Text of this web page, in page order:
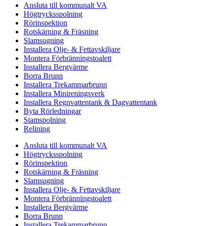
Ansluta till kommunalt VA
Högtrycksspolning
Rörinspektion
Rotskärning & Fräsning
Slamsugning
Installera Olje- & Fettavskiljare
Montera Förbränningstoalett
Installera Bergvärme
Borra Brunn
Installera Trekammarbrunn
Installera Minireningsverk
Installera Regnvattentank & Dagvattentank
Byta Rörledningar
Stamspolning
Relining
Ansluta till kommunalt VA
Högtrycksspolning
Rörinspektion
Rotskärning & Fräsning
Slamsugning
Installera Olje- & Fettavskiljare
Montera Förbränningstoalett
Installera Bergvärme
Borra Brunn